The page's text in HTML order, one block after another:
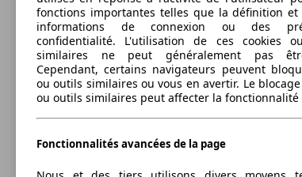
fonctions importantes telles que la définition et
informations de connexion ou des
confidentialité. L'utilisation de ces cookies
similaires ne peut généralement pas
Cependant, certains navigateurs peuvent
ou outils similaires ou vous en avertir. Le blocage
ou outils similaires peut affecter la fonctionnalité
Fonctionnalités avancées de la page